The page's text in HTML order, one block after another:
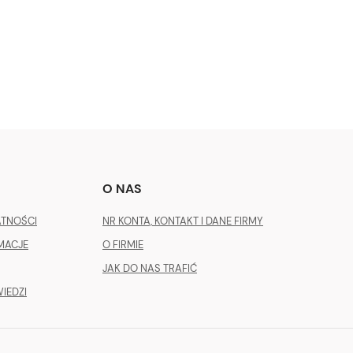
O NAS
NR KONTA, KONTAKT I DANE FIRMY
O FIRMIE
JAK DO NAS TRAFIĆ